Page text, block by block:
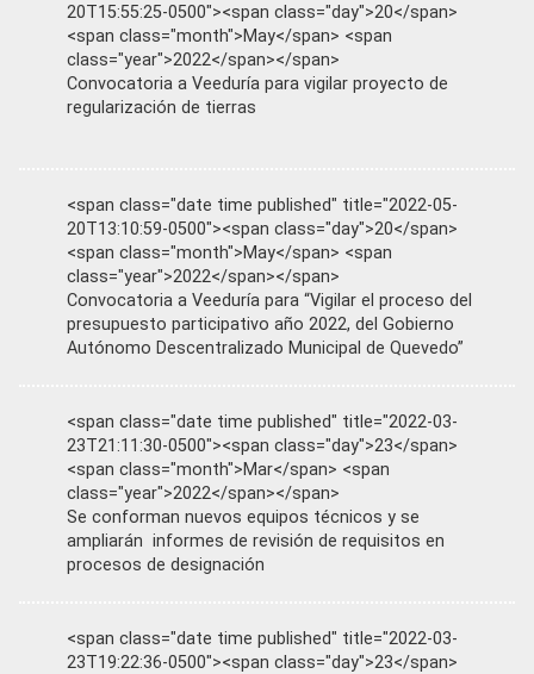
20T15:55:25-0500"><span class="day">20</span>
<span class="month">May</span> <span
class="year">2022</span></span>
Convocatoria a Veeduría para vigilar proyecto de
regularización de tierras
<span class="date time published" title="2022-05-
20T13:10:59-0500"><span class="day">20</span>
<span class="month">May</span> <span
class="year">2022</span></span>
Convocatoria a Veeduría para “Vigilar el proceso del
presupuesto participativo año 2022, del Gobierno
Autónomo Descentralizado Municipal de Quevedo”
<span class="date time published" title="2022-03-
23T21:11:30-0500"><span class="day">23</span>
<span class="month">Mar</span> <span
class="year">2022</span></span>
Se conforman nuevos equipos técnicos y se
ampliarán informes de revisión de requisitos en
procesos de designación
<span class="date time published" title="2022-03-
23T19:22:36-0500"><span class="day">23</span>